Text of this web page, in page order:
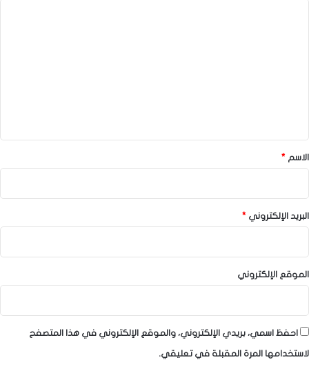
*الاسم *
البريد الإلكتروني *
الموقع الإلكتروني
احفظ اسمي، بريدي الإلكتروني، والموقع الإلكتروني في هذا المتصفح
لاستخدامها المرة المقبلة في تعليقي.